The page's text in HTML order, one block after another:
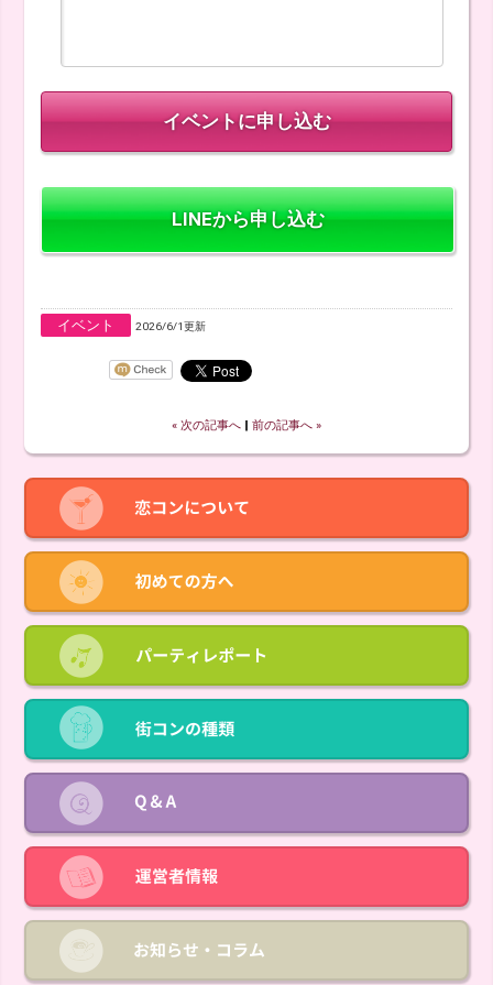
LINEから申し込む
イベント 2026/6/1更新
« 次の記事へ ‖ 前の記事へ »